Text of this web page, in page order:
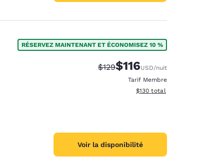
RÉSERVEZ MAINTENANT ET ÉCONOMISEZ 10 %
Tarif barré :
$129Tarif réduit :
$116USD/nuit
Tarif Membre
Afficher les détails du total
$130 total
Voir la disponibilité